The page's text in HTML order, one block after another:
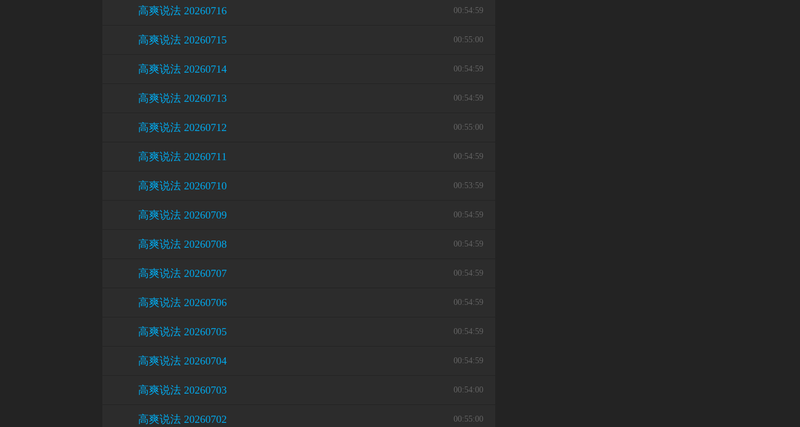
高爽说法 20260716 00:54:59
高爽说法 20260715 00:55:00
高爽说法 20260714 00:54:59
高爽说法 20260713 00:54:59
高爽说法 20260712 00:55:00
高爽说法 20260711 00:54:59
高爽说法 20260710 00:53:59
高爽说法 20260709 00:54:59
高爽说法 20260708 00:54:59
高爽说法 20260707 00:54:59
高爽说法 20260706 00:54:59
高爽说法 20260705 00:54:59
高爽说法 20260704 00:54:59
高爽说法 20260703 00:54:00
高爽说法 20260702 00:55:00